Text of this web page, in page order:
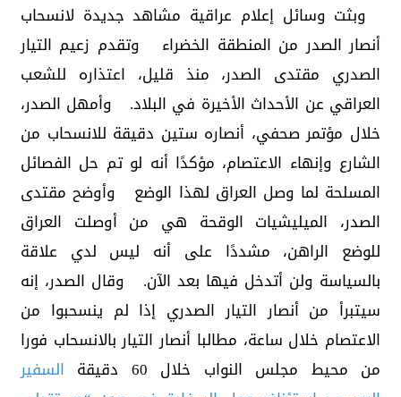
وبثت وسائل إعلام عراقية مشاهد جديدة لانسحاب
أنصار الصدر من المنطقة الخضراء وتقدم زعيم التيار
الصدري مقتدى الصدر، منذ قليل، اعتذاره للشعب
العراقي عن الأحداث الأخيرة في البلاد. وأمهل الصدر،
خلال مؤتمر صحفي، أنصاره ستين دقيقة للانسحاب من
الشارع وإنهاء الاعتصام، مؤكدًا أنه لو تم حل الفصائل
المسلحة لما وصل العراق لهذا الوضع وأوضح مقتدى
الصدر، الميليشيات الوقحة هي من أوصلت العراق
للوضع الراهن، مشددًا على أنه ليس لدي علاقة
بالسياسة ولن أتدخل فيها بعد الآن. وقال الصدر، إنه
سيتبرأ من أنصار التيار الصدري إذا لم ينسحبوا من
الاعتصام خلال ساعة، مطالبا أنصار التيار بالانسحاب فورا
من محيط مجلس النواب خلال 60 دقيقة
السفير